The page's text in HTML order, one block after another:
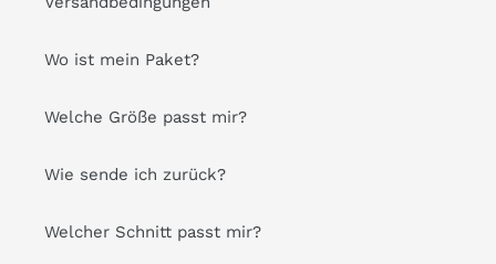
Wo ist mein Paket?
Welche Größe passt mir?
Wie sende ich zurück?
Welcher Schnitt passt mir?